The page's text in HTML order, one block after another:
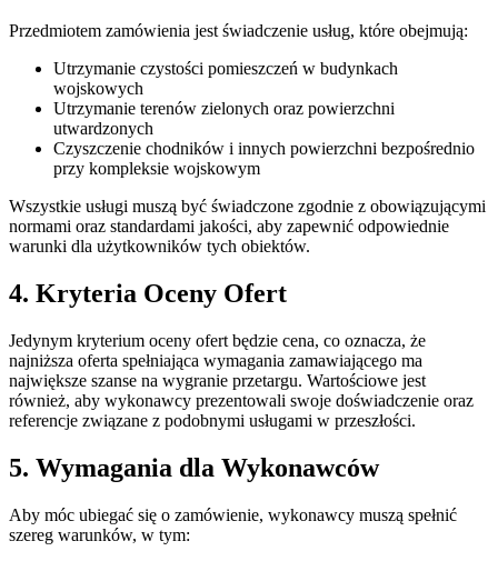
Przedmiotem zamówienia jest świadczenie usług, które obejmują:
Utrzymanie czystości pomieszczeń w budynkach
wojskowych
Utrzymanie terenów zielonych oraz powierzchni
utwardzonych
Czyszczenie chodników i innych powierzchni bezpośrednio
przy kompleksie wojskowym
Wszystkie usługi muszą być świadczone zgodnie z obowiązującymi
normami oraz standardami jakości, aby zapewnić odpowiednie
warunki dla użytkowników tych obiektów.
4. Kryteria Oceny Ofert
Jedynym kryterium oceny ofert będzie cena, co oznacza, że
najniższa oferta spełniająca wymagania zamawiającego ma
największe szanse na wygranie przetargu. Wartościowe jest
również, aby wykonawcy prezentowali swoje doświadczenie oraz
referencje związane z podobnymi usługami w przeszłości.
5. Wymagania dla Wykonawców
Aby móc ubiegać się o zamówienie, wykonawcy muszą spełnić
szereg warunków, w tym: